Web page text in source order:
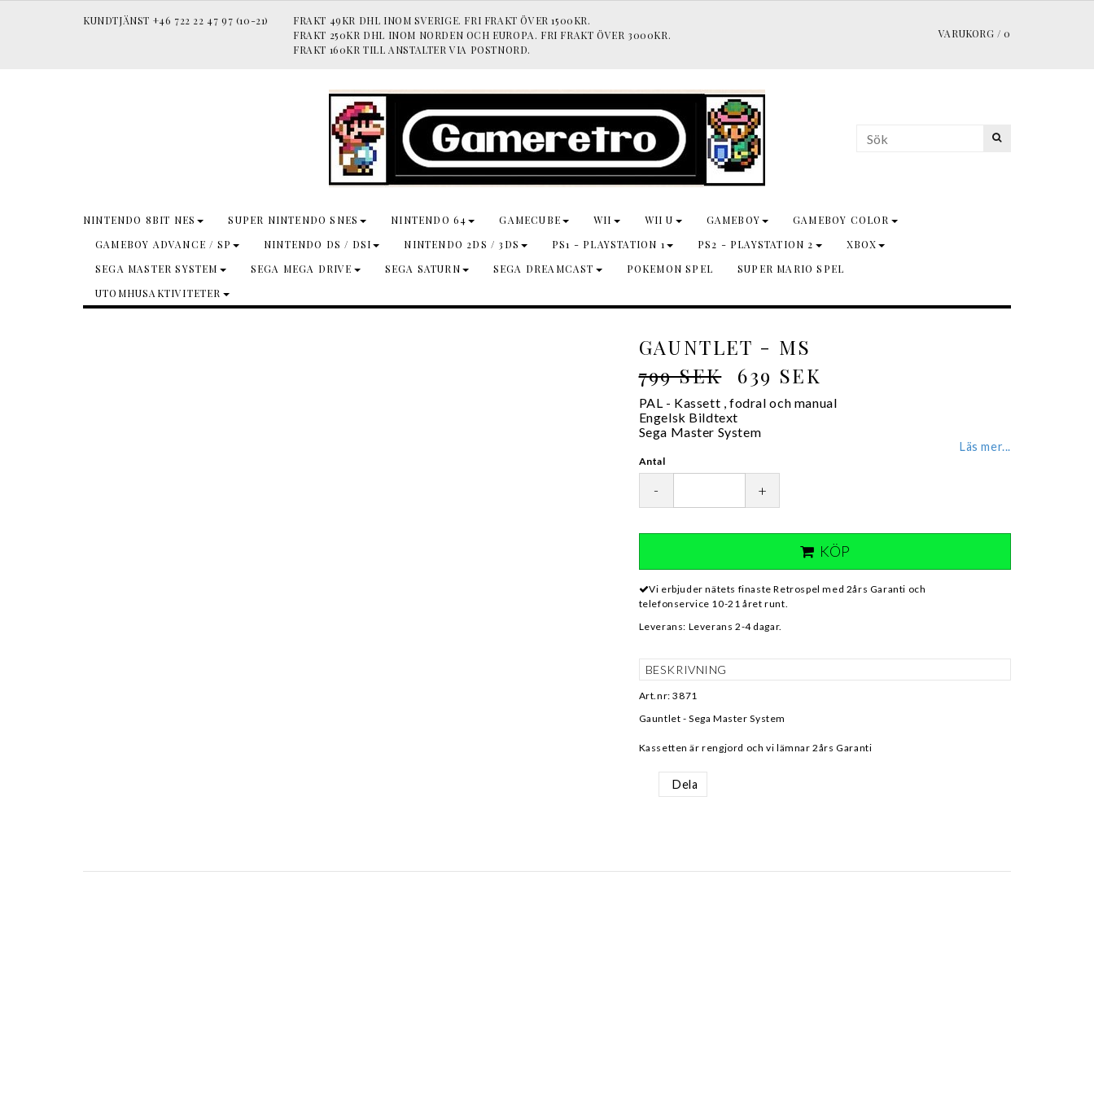
KUNDTJÄNST +46 722 22 47 97 (10-21)
FRAKT 49KR DHL INOM SVERIGE. FRI FRAKT ÖVER 1500KR.
FRAKT 250KR DHL INOM NORDEN OCH EUROPA. FRI FRAKT ÖVER 3000KR.
FRAKT 160KR TILL ANSTALTER VIA POSTNORD.
VARUKORG / 0
NINTENDO 8BIT NES SUPER NINTENDO SNES NINTENDO 64 GAMECUBE WII WII U GAMEBOY
GAMEBOY COLOR
GAMEBOY ADVANCE / SP
NINTENDO DS / DSI NINTENDO 2DS / 3DS PS1 - PLAYSTATION 1 PS2 - PLAYSTATION 2
XBOX
SEGA MASTER SYSTEM
SEGA MEGA DRIVE SEGA SATURN SEGA DREAMCAST POKEMON SPEL
SUPER MARIO SPEL
UTOMHUSAKTIVITETER
GAUNTLET - MS
799 SEK
639 SEK
PAL - Kassett , fodral och manual
Engelsk Bildtext
Sega Master System
Läs mer...
Antal
- +
KÖP
Vi erbjuder nätets finaste Retrospel med 2års Garanti och
telefonservice 10-21 året runt.
Leverans: Leverans 2-4 dagar.
BESKRIVNING
Art.nr: 3871
Gauntlet - Sega Master System
Kassetten är rengjord och vi lämnar 2års Garanti
Dela